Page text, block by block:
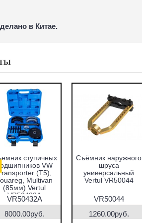
в Китае.
ступичных
VW
(T5),
Multivan
(85мм) Vertul
VR50432A
VR50432A
8000.00руб.
Съёмник наружного
шруса
универсальный
Vertul VR50044
VR50044
1260.00руб.